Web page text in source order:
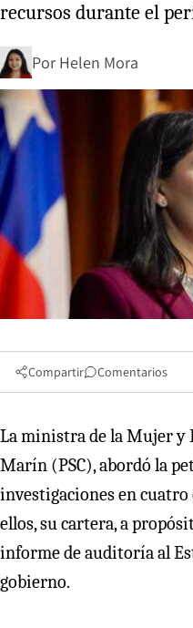
recursos durante el
Por Helen Mora
Compartir Comentarios
La ministra de la Mujer y
Marín (PSC), abordó la
investigaciones en
ellos, su cartera, a
informe de auditoría al
gobierno.